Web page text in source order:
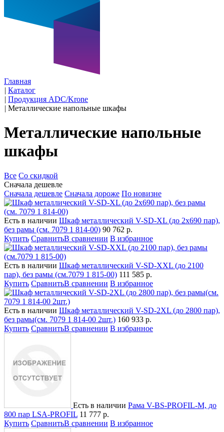
Главная
| Каталог
| Продукция ADC/Krone
| Металлические напольные шкафы
Металлические напольные
шкафы
Все Со скидкой
Сначала дешевле
Сначала дешевле Сначала дороже По новизне
Есть в наличии Шкаф металлический V-SD-XL (до 2х690 пар),
без рамы (см. 7079 1 814-00) 90 762 р.
Купить СравнитьВ сравнении В избранное
Есть в наличии Шкаф металлический V-SD-XXL (до 2100
пар), без рамы (см.7079 1 815-00) 111 585 р.
Купить СравнитьВ сравнении В избранное
Есть в наличии Шкаф металлический V-SD-2XL (до 2800 пар),
без рамы(см. 7079 1 814-00 2шт.) 160 933 р.
Купить СравнитьВ сравнении В избранное
Есть в наличии Рама V-BS-PROFIL-M, до
800 пар LSA-PROFIL 11 777 р.
Купить СравнитьВ сравнении В избранное